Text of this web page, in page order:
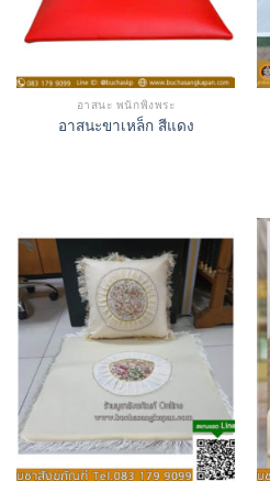
อาสนะ พนักพิงพระ
อาสนะขาเหล็ก สีแดง